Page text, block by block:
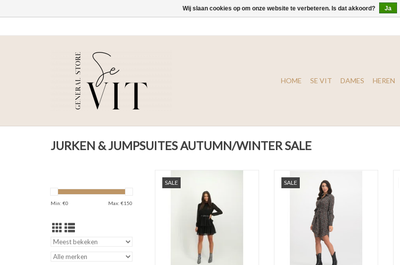
HOME SE VIT DAMES HEREN
JURKEN & JUMPSUITES AUTUMN/WINTER SALE
Min: €0 Max: €150
SALE
TOEVOEGEN AAN WINKELWAGEN
SALE
Wij slaan cookies op om onze website te verbeteren. Is dat akkoord? Ja